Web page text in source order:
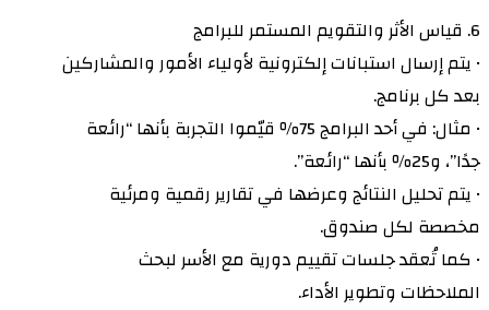
6. قياس الأثر والتقويم المستمر للبرامج
• يتم إرسال استبانات إلكترونية لأولياء الأمور والمشاركين
بعد كل برنامج.
• مثال: في أحد البرامج 75٪ قيّموا التجربة بأنها “رائعة
جدًا”، و25٪ بأنها “رائعة”.
• يتم تحليل النتائج وعرضها في تقارير رقمية ومرئية
مخصصة لكل صندوق.
• كما تُعقد جلسات تقييم دورية مع الأسر لبحث
الملاحظات وتطوير الأداء.